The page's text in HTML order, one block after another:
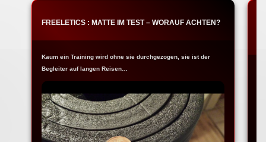
FREELETICS : MATTE IM TEST – WORAUF ACHTEN?
Kaum ein Training wird ohne sie durchgezogen, sie ist der
Begleiter auf langen Reisen…